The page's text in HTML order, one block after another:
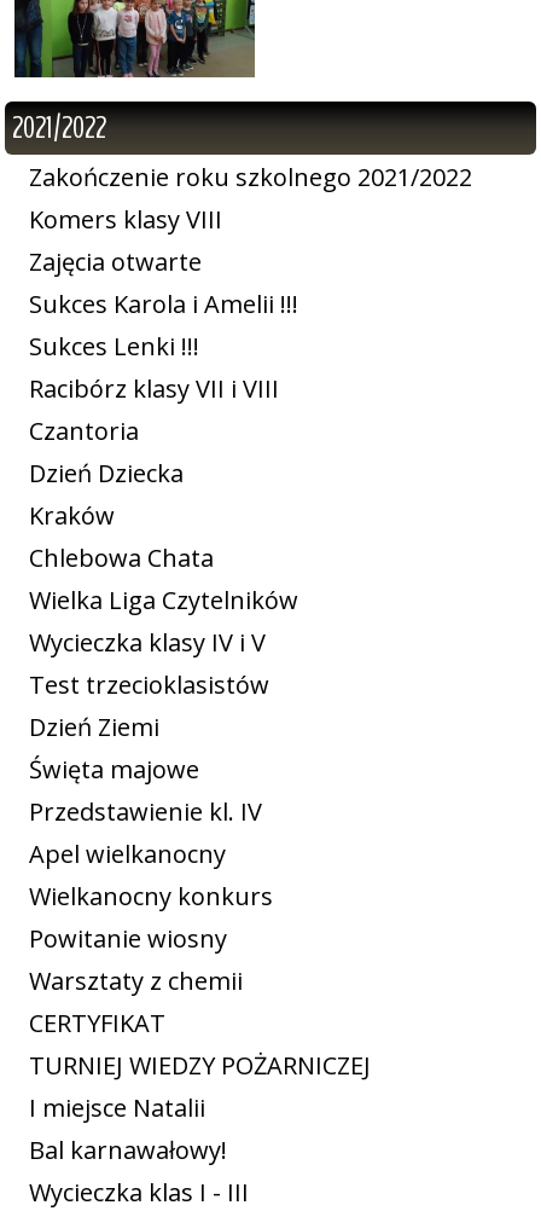
2021/2022
Zakończenie roku szkolnego 2021/2022
Komers klasy VIII
Zajęcia otwarte
Sukces Karola i Amelii !!!
Sukces Lenki !!!
Racibórz klasy VII i VIII
Czantoria
Dzień Dziecka
Kraków
Chlebowa Chata
Wielka Liga Czytelników
Wycieczka klasy IV i V
Test trzecioklasistów
Dzień Ziemi
Święta majowe
Przedstawienie kl. IV
Apel wielkanocny
Wielkanocny konkurs
Powitanie wiosny
Warsztaty z chemii
CERTYFIKAT
TURNIEJ WIEDZY POŻARNICZEJ
I miejsce Natalii
Bal karnawałowy!
Wycieczka klas I - III